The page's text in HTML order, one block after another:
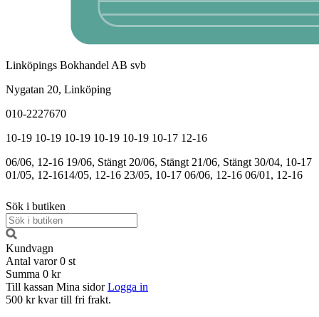
Linköpings Bokhandel AB svb
Nygatan 20, Linköping
010-2227670
10-19 10-19 10-19 10-19 10-19 10-17 12-16
06/06, 12-16 19/06, Stängt 20/06, Stängt 21/06, Stängt 30/04, 10-17
01/05, 12-1614/05, 12-16 23/05, 10-17 06/06, 12-16 06/01, 12-16
Sök i butiken
Kundvagn
Antal varor 0 st
Summa 0 kr
Till kassan Mina sidor Logga in
500 kr kvar till fri frakt.